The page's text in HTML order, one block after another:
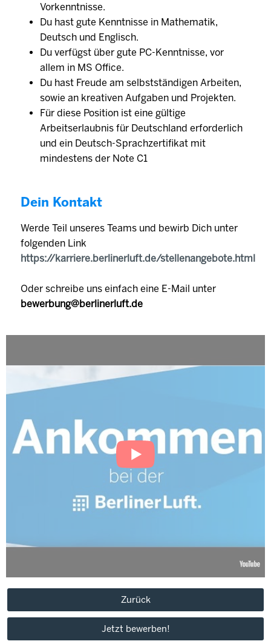
Vorkenntnisse.
Du hast gute Kenntnisse in Mathematik,
Deutsch und Englisch.
Du verfügst über gute PC-Kenntnisse, vor
allem in MS Office.
Du hast Freude am selbstständigen Arbeiten,
sowie an kreativen Aufgaben und Projekten.
Für diese Position ist eine gültige
Arbeitserlaubnis für Deutschland erforderlich
und ein Deutsch-Sprachzertifikat mit
mindestens der Note C1
Dein Kontakt
Werde Teil unseres Teams und bewirb Dich unter
folgenden Link
https://karriere.berlinerluft.de/stellenangebote.html
Oder schreibe uns einfach eine E-Mail unter
bewerbung@berlinerluft.de
Zurück
Jetzt bewerben!